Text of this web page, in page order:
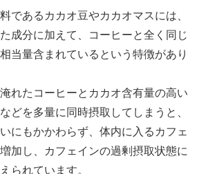
であるカカオ豆やカカオマスには、
成分に加えて、コーヒーと全く同じ
当量含まれているという特徴があり
れたコーヒーとカカオ含有量の高い
どを多量に同時摂取してしまうと、
にもかかわらず、体内に入るカフェ
加し、カフェインの過剰摂取状態に
られています。